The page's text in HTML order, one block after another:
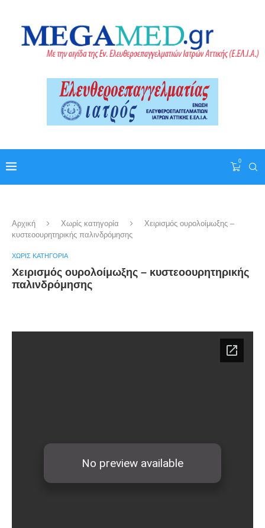
0
Αρχική Χωρίς κατηγορία
Χειρισμός ουρολοίμωξης –
κυστεοουρητηρικής παλινδρόμησης
ΧΩΡΊΣ ΚΑΤΗΓΟΡΊΑ
Χειρισμός ουρολοίμωξης – κυστεοουρητηρικής
παλινδρόμησης